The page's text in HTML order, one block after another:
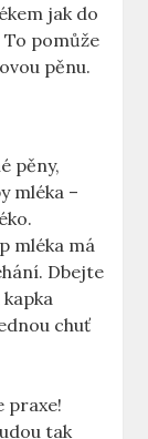
jak do
pomůže
pěnu.
pěny,
mléka –
mléka má
‍Dbejte
chuť
praxe!
tak